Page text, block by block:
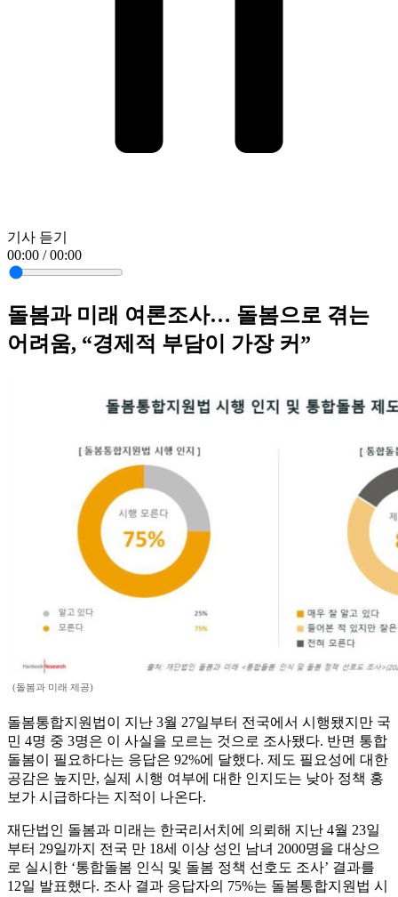
기사 듣기
00:00 / 00:00
돌봄과 미래 여론조사… 돌봄으로 겪는
어려움, “경제적 부담이 가장 커”
(돌봄과 미래 제공)
돌봄통합지원법이 지난 3월 27일부터 전국에서 시행됐지만 국
민 4명 중 3명은 이 사실을 모르는 것으로 조사됐다. 반면 통합
돌봄이 필요하다는 응답은 92%에 달했다. 제도 필요성에 대한
공감은 높지만, 실제 시행 여부에 대한 인지도는 낮아 정책 홍
보가 시급하다는 지적이 나온다.
재단법인 돌봄과 미래는 한국리서치에 의뢰해 지난 4월 23일
부터 29일까지 전국 만 18세 이상 성인 남녀 2000명을 대상으
로 실시한 ‘통합돌봄 인식 및 돌봄 정책 선호도 조사’ 결과를
12일 발표했다. 조사 결과 응답자의 75%는 돌봄통합지원법 시